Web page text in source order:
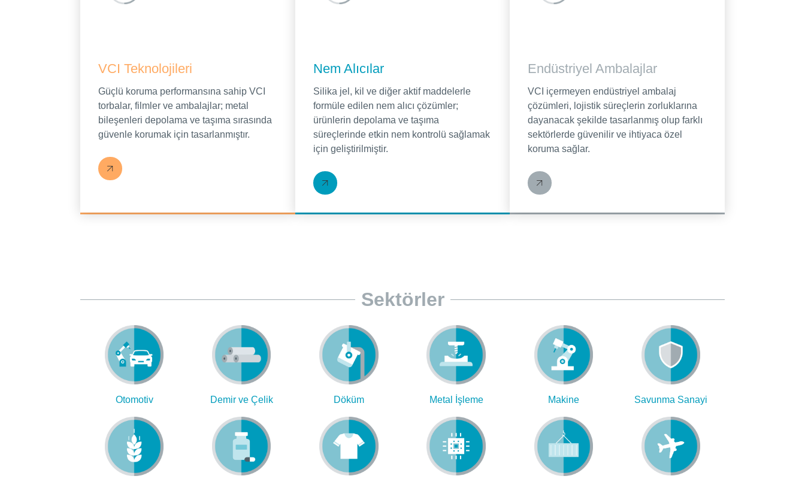
VCI Teknolojileri
Güçlü koruma performansına sahip VCI
torbalar, filmler ve ambalajlar; metal
bileşenleri depolama ve taşıma sırasında
güvenle korumak için tasarlanmıştır.
Nem Alıcılar
Silika jel, kil ve diğer aktif maddelerle
formüle edilen nem alıcı çözümler;
ürünlerin depolama ve taşıma
süreçlerinde etkin nem kontrolü sağlamak
için geliştirilmiştir.
Endüstriyel Ambalajlar
VCI içermeyen endüstriyel ambalaj
çözümleri, lojistik süreçlerin zorluklarına
dayanacak şekilde tasarlanmış olup farklı
sektörlerde güvenilir ve ihtiyaca özel
koruma sağlar.
Sektörler
Otomotiv Demir ve Çelik Döküm Metal İşleme Makine Savunma Sanayi